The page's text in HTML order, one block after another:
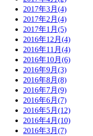
2017年3月(4)
2017年2月(4)
2017年1月(5)
2016年12月(4)
2016年11月(4)
2016年10月(6)
2016年9月(3)
2016年8月(8)
2016年7月(9)
2016年6月(7)
2016年5月(12)
2016年4月(10)
2016年3月(7)